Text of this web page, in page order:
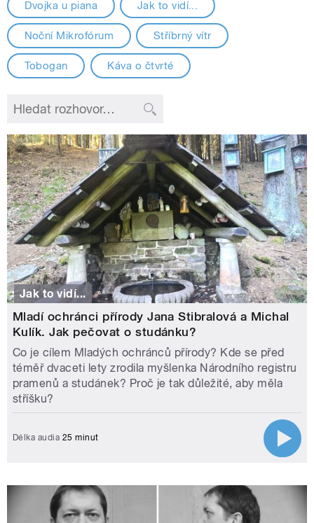
Dvojka u piana Jak to vidí...
Noční Mikrofórum Stříbrný vítr
Tobogan Káva o čtvrté
Jak to vidí...
Mladí ochránci přírody Jana Stibralová a Michal
Kulík. Jak pečovat o studánku?
Co je cílem Mladých ochránců přírody? Kde se před
téměř dvaceti lety zrodila myšlenka Národního registru
pramenů a studánek? Proč je tak důležité, aby měla
stříšku?
Délka audia 25 minut